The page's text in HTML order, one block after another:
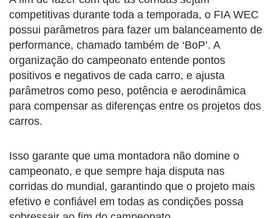
competitivas durante toda a temporada, o FIA WEC
possui parâmetros para fazer um balanceamento de
performance, chamado também de ‘BoP’. A
organização do campeonato entende pontos
positivos e negativos de cada carro, e ajusta
parâmetros como peso, potência e aerodinâmica
para compensar as diferenças entre os projetos dos
carros.
Isso garante que uma montadora não domine o
campeonato, e que sempre haja disputa nas
corridas do mundial, garantindo que o projeto mais
efetivo e confiável em todas as condições possa